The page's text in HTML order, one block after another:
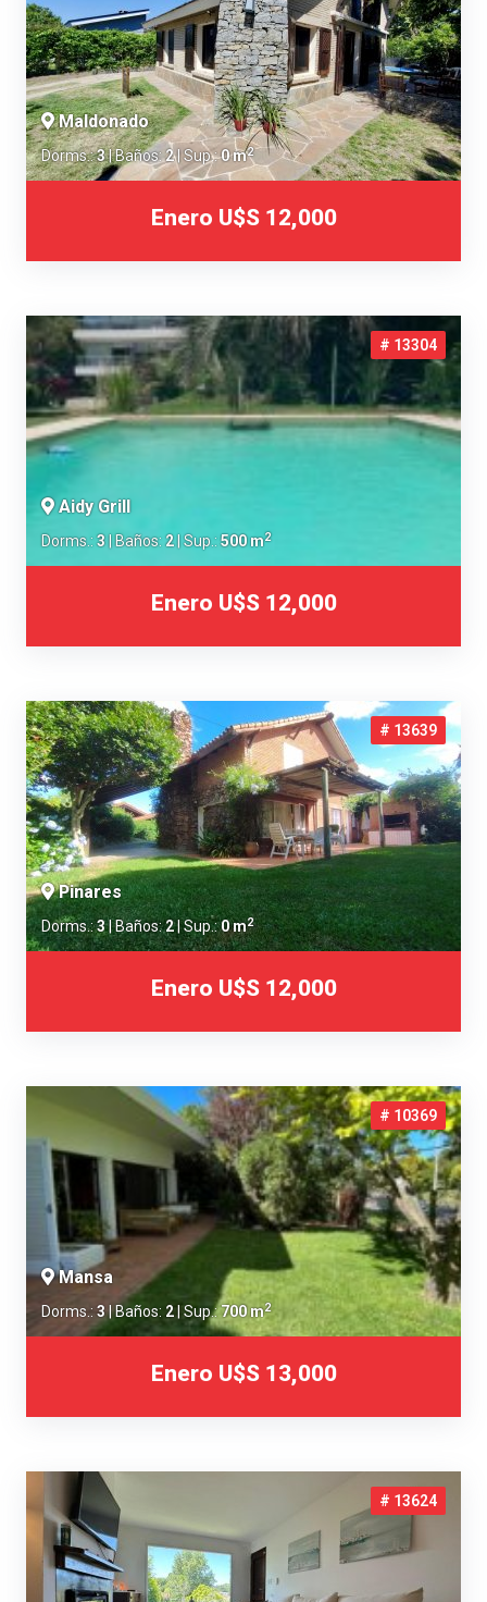
Maldonado
Dorms.:3| Baños:2 | Sup.:0 m2
Enero U$S 12,000
# 13304
Aidy Grill
Dorms.: 3 | Baños: 2 | Sup.: 500 m2
Enero U$S 12,000
# 13639
Pinares
Dorms.:3| Baños:2 | Sup.:0 m2
Enero U$S 12,000
# 10369
Mansa
Dorms.: 3| Baños: 2 | Sup.:700 m2
Enero U$S 13,000
# 13624